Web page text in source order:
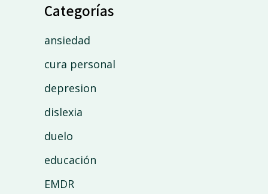
Categorías
ansiedad
cura personal
depresion
dislexia
duelo
educación
EMDR